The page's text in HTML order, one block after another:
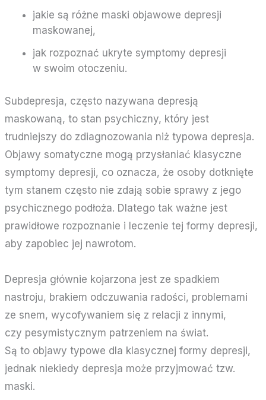
jakie są różne maski objawowe depresji
maskowanej,
jak rozpoznać ukryte symptomy depresji
w swoim otoczeniu.
Subdepresja, często nazywana depresją
maskowaną, to stan psychiczny, który jest
trudniejszy do zdiagnozowania niż typowa depresja.
Objawy somatyczne mogą przysłaniać klasyczne
symptomy depresji, co oznacza, że osoby dotknięte
tym stanem często nie zdają sobie sprawy z jego
psychicznego podłoża. Dlatego tak ważne jest
prawidłowe rozpoznanie i leczenie tej formy depresji,
aby zapobiec jej nawrotom.
Depresja głównie kojarzona jest ze spadkiem
nastroju, brakiem odczuwania radości, problemami
ze snem, wycofywaniem się z relacji z innymi,
czy pesymistycznym patrzeniem na świat.
Są to objawy typowe dla klasycznej formy depresji,
jednak niekiedy depresja może przyjmować tzw.
maski.